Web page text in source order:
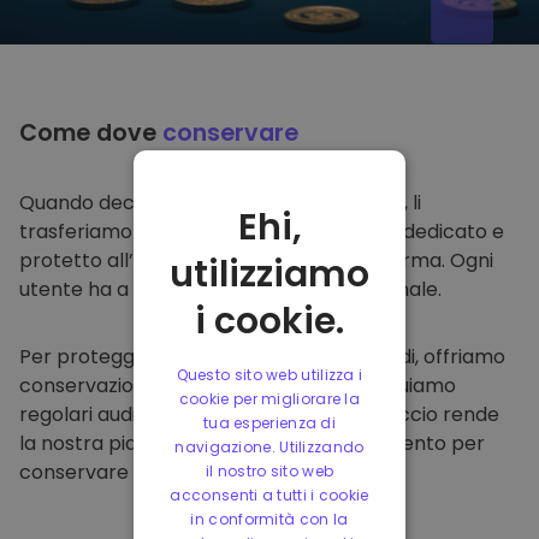
Come dove conservare
Quando decidi di comprare su
, li
trasferiamo direttamente nel tuo wallet dedicato e
protetto all’interno della nostra piattaforma. Ogni
utente ha a disposizione un wallet personale.
Per proteggere i nostri clienti e i loro fondi, offriamo
conservazione offline protetta ed effettuiamo
regolari audit di sicurezza. Questo approccio rende
la nostra piattaforma un punto di riferimento per
conservare e altre criptovalute.
Ehi,
utilizziamo
i cookie.
Questo sito web utilizza i
cookie per migliorare la
tua esperienza di
navigazione. Utilizzando
il nostro sito web
acconsenti a tutti i cookie
in conformità con la